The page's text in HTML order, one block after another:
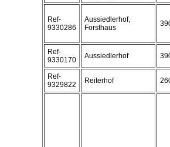
Ref-
9330286
Aussiedlerhof,
Forsthaus
Ref-
9330170
Aussiedlerhof
Ref-
9329822
Reiterhof